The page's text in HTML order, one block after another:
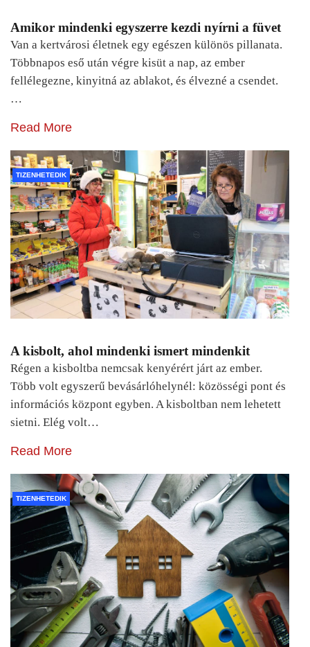
Amikor mindenki egyszerre kezdi nyírni a füvet
Van a kertvárosi életnek egy egészen különös pillanata.
Többnapos eső után végre kisüt a nap, az ember
fellélegezne, kinyitná az ablakot, és élvezné a csendet.
…
Read More
TIZENHETEDIK
A kisbolt, ahol mindenki ismert mindenkit
Régen a kisboltba nemcsak kenyérért járt az ember.
Több volt egyszerű bevásárlóhelynél: közösségi pont és
információs központ egyben. A kisboltban nem lehetett
sietni. Elég volt…
Read More
TIZENHETEDIK